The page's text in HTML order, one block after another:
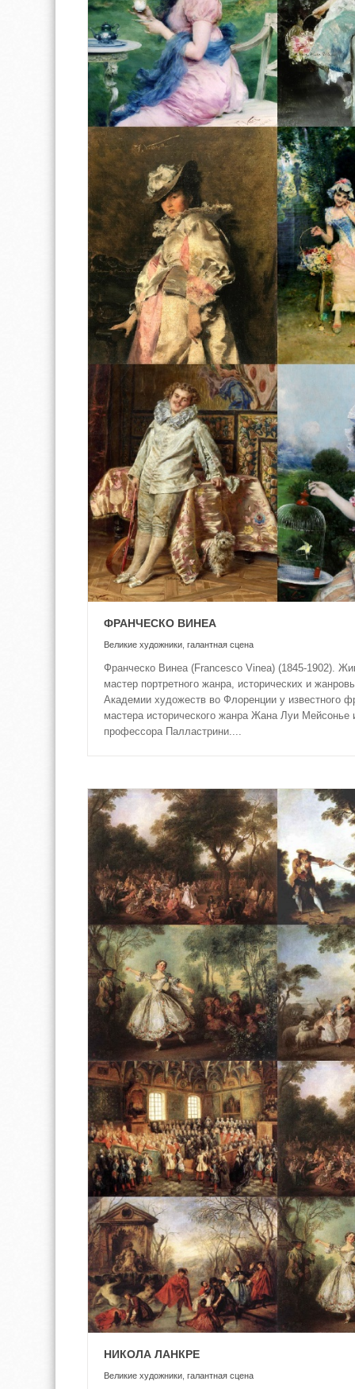
ФРАНЧЕСКО ВИНЕА
Великие художники, галантная сцена
Франческо Винеа (Francesco Vinea) (1845-1902).
мастер портретного жанра, исторических и
Академии художеств во Флоренции у известного
мастера исторического жанра Жана Луи Мейсонье
профессора Палластрини....
НИКОЛА ЛАНКРЕ
Великие художники галантная сцена